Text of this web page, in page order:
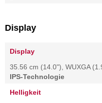
Display
Display
35.56 cm (14.0"), WUXGA
IPS-Technologie
Helligkeit